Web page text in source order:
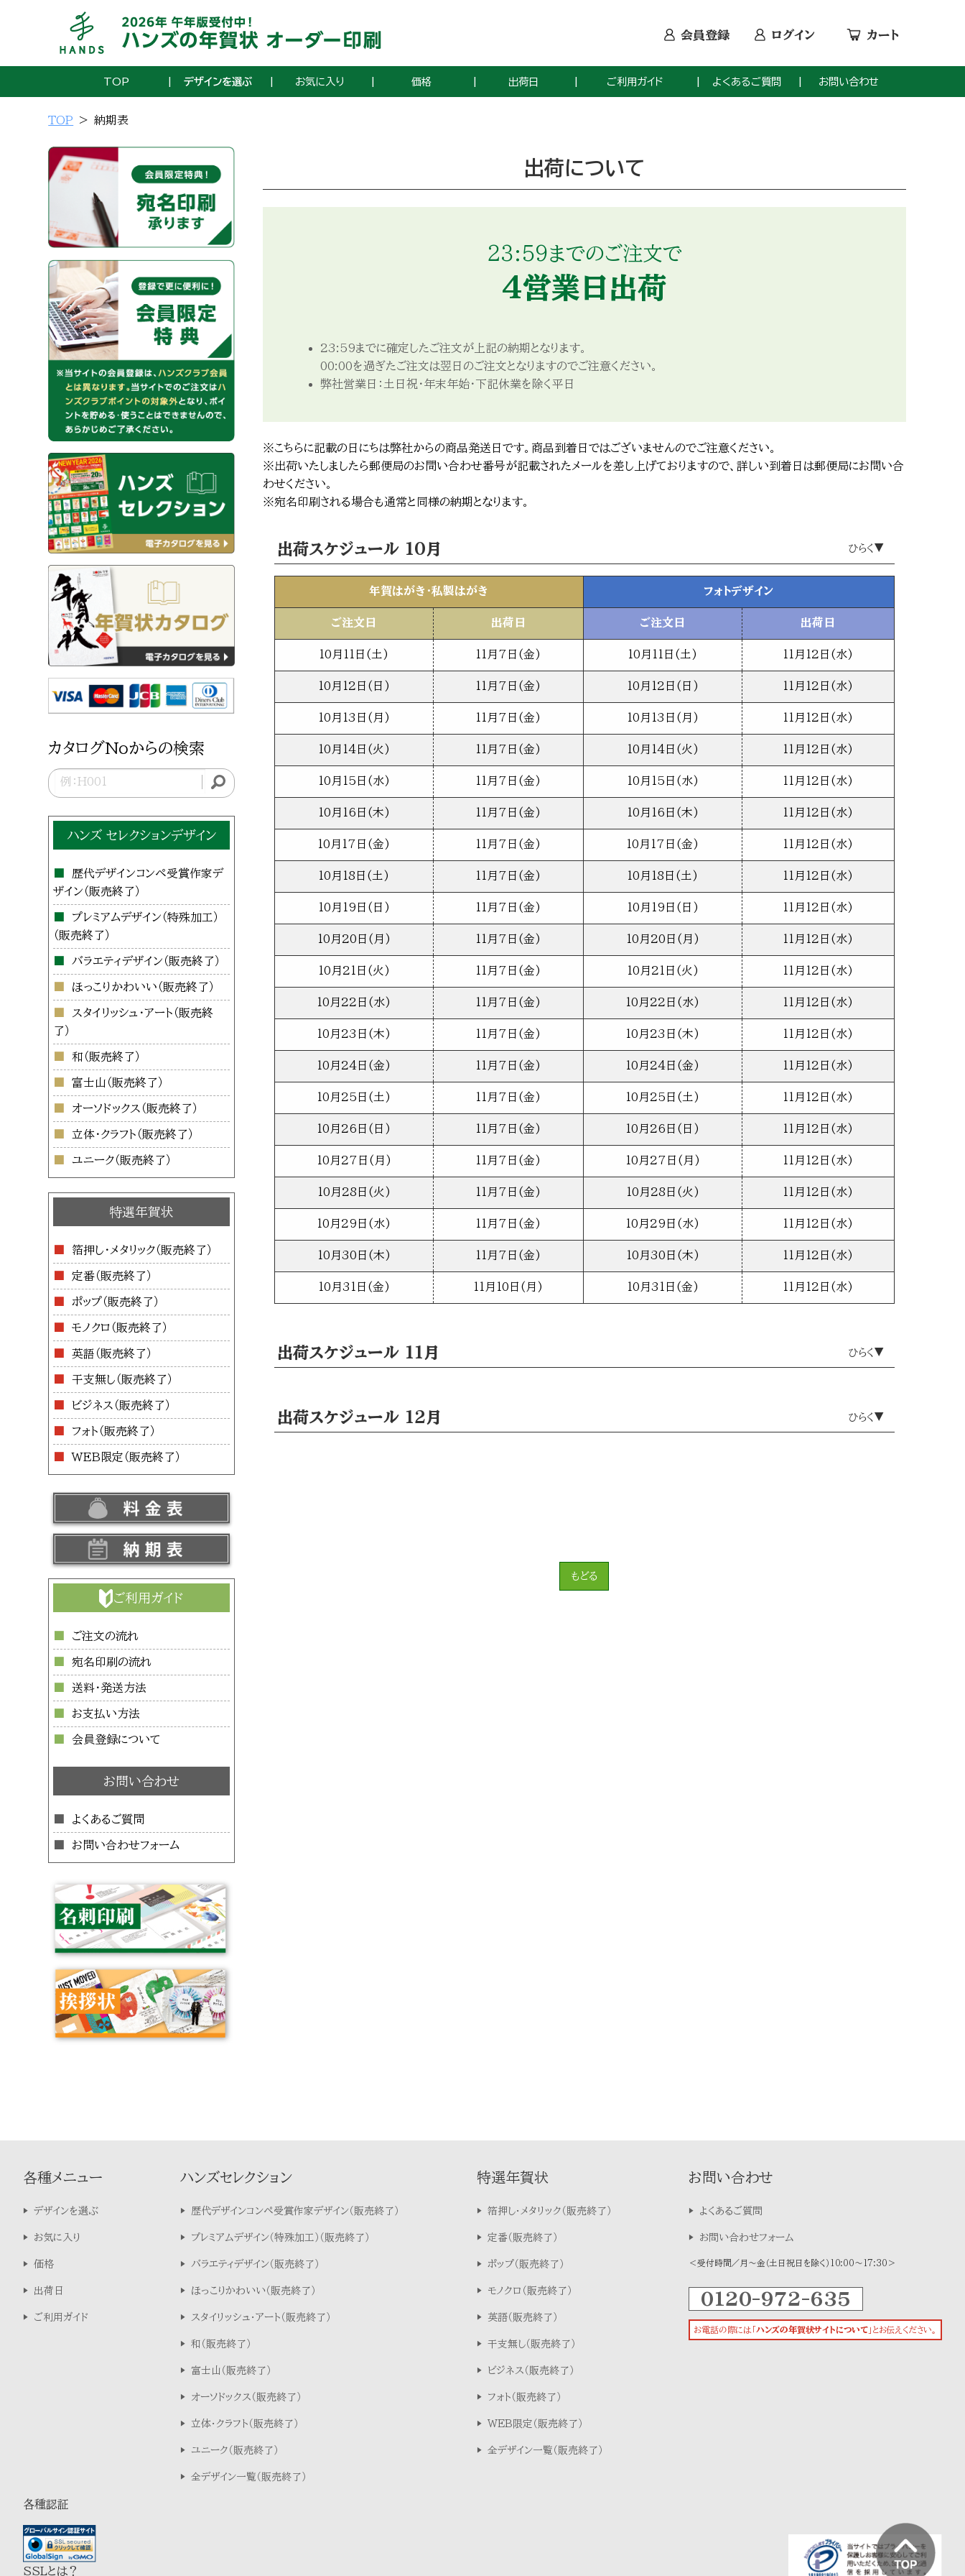
会員登録 ログイン カート
TOP デザインを選ぶ お気に入り 価格 出荷日 ご利用ガイド よくあるご質問 お問い合わせ
TOP 納期表
出荷について
23:59までのご注文で
4営業日出荷
23:59までに確定したご注文が上記の納期となります。
00:00を過ぎたご注文は翌日のご注文となりますのでご注意ください。
弊社営業日：土日祝・年末年始・下記休業を除く平日
※こちらに記載の日にちは弊社からの商品発送日です。商品到着日ではございませんのでご注意ください。
※出荷いたしましたら郵便局のお問い合わせ番号が記載されたメールを差し上げておりますので、詳しい到着日は郵便局にお問い合
わせください。
※宛名印刷される場合も通常と同様の納期となります。
出荷スケジュール 10月
年賀はがき・私製はがき フォトデザイン
ご注文日 出荷日 ご注文日 出荷日
10月11日(土) 11月7日(金) 10月11日(土) 11月12日(水)
10月12日(日) 11月7日(金) 10月12日(日) 11月12日(水)
10月13日(月) 11月7日(金) 10月13日(月) 11月12日(水)
10月14日(火) 11月7日(金) 10月14日(火) 11月12日(水)
10月15日(水) 11月7日(金) 10月15日(水) 11月12日(水)
10月16日(木) 11月7日(金) 10月16日(木) 11月12日(水)
10月17日(金) 11月7日(金) 10月17日(金) 11月12日(水)
10月18日(土) 11月7日(金) 10月18日(土) 11月12日(水)
10月19日(日) 11月7日(金) 10月19日(日) 11月12日(水)
10月20日(月) 11月7日(金) 10月20日(月) 11月12日(水)
10月21日(火) 11月7日(金) 10月21日(火) 11月12日(水)
10月22日(水) 11月7日(金) 10月22日(水) 11月12日(水)
10月23日(木) 11月7日(金) 10月23日(木) 11月12日(水)
10月24日(金) 11月7日(金) 10月24日(金) 11月12日(水)
10月25日(土) 11月7日(金) 10月25日(土) 11月12日(水)
10月26日(日) 11月7日(金) 10月26日(日) 11月12日(水)
10月27日(月) 11月7日(金) 10月27日(月) 11月12日(水)
10月28日(火) 11月7日(金) 10月28日(火) 11月12日(水)
10月29日(水) 11月7日(金) 10月29日(水) 11月12日(水)
10月30日(木) 11月7日(金) 10月30日(木) 11月12日(水)
10月31日(金) 11月10日(月) 10月31日(金) 11月12日(水)
出荷スケジュール 11月
出荷スケジュール 12月
もどる
カタログNoからの検索
ハンズ セレクションデザイン
歴代デザインコンペ受賞作家デ
ザイン
プレミアムデザイン（特殊加工）
バラエティデザイン
ほっこりかわいい
スタイリッシュ・アート
和
富士山
オーソドックス
立体・クラフト
ユニーク
特選年賀状
箔押し・メタリック
定番
ポップ
モノクロ
英語
干支無し
ビジネス
フォト
WEB限定
ご利用ガイド
ご注文の流れ
宛名印刷の流れ
送料・発送方法
お支払い方法
会員登録について
お問い合わせ
よくあるご質問
お問い合わせフォーム
各種メニュー
デザインを選ぶ
お気に入り
価格
出荷日
ご利用ガイド
ハンズセレクション
歴代デザインコンペ受賞作家デザイン
プレミアムデザイン（特殊加工）
バラエティデザイン
ほっこりかわいい
スタイリッシュ・アート
和
富士山
オーソドックス
立体・クラフト
ユニーク
全デザイン一覧
特選年賀状
箔押し・メタリック
定番
ポップ
モノクロ
英語
干支無し
ビジネス
フォト
WEB限定
全デザイン一覧
お問い合わせ
よくあるご質問
お問い合わせフォーム
＜受付時間／月～金（土日祝日を除く）10:00～17:30＞
0120-972-635
お電話の際には「 ハンズの年賀状サイトについて 」とお伝えください。
各種認証
SSLとは？